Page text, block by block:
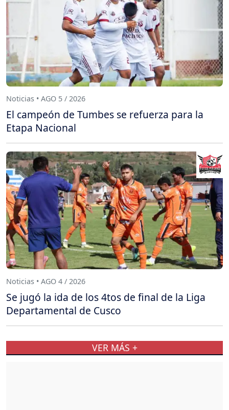
Noticias • AGO 5 / 2026
El campeón de Tumbes se refuerza para la
Etapa Nacional
Noticias • AGO 4 / 2026
Se jugó la ida de los 4tos de final de la Liga
Departamental de Cusco
VER MÁS +